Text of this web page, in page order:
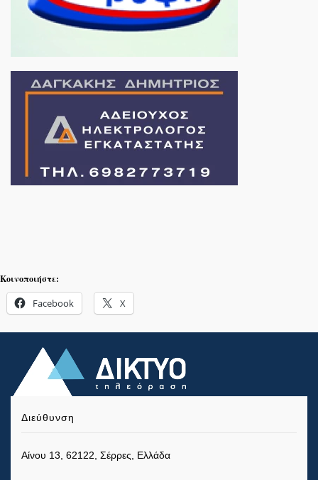
Κοινοποιήστε:
Facebook X
Διεύθυνση
Αίνου 13, 62122, Σέρρες, Ελλάδα